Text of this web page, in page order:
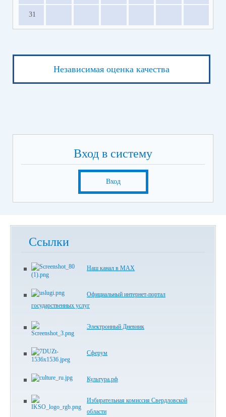
31
Независимая оценка качества
Вход в систему
Вход
Ссылки
Наш канал в МАХ
Официальный интернет-портал
государственных услуг
Электронный Дневник
Сферум
Культура.рф
Избирательная комиссия Свердловской
области